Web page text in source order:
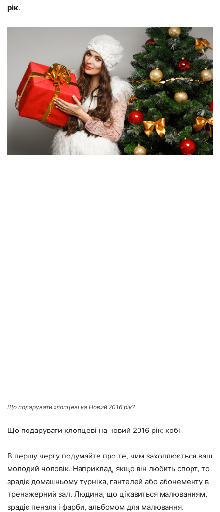
рік.
Що подарувати хлопцеві на Новий 2016 рік?
Що подарувати хлопцеві на новий 2016 рік: хобі
В першу чергу подумайте про те, чим захоплюється ваш
молодий чоловік. Наприклад, якщо він любить спорт, то
зрадіє домашньому турніка, гантелей або абонементу в
тренажерний зал. Людина, що цікавиться малюванням,
зрадіє пензля і фарби, альбомом для малювання.